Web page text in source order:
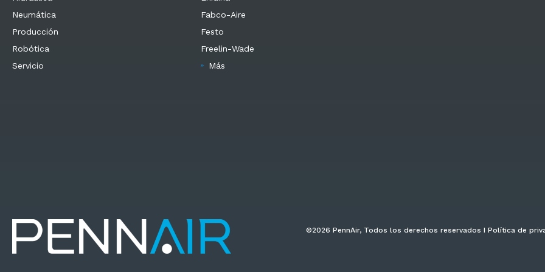
Neumática
Producción
Robótica
Servicio
Fabco-Aire
Festo
Freelin-Wade
Más
©2026 PennAir, Todos los derechos reservados I Política de